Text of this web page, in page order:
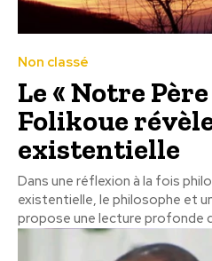
Non classé
Le « Notre
Folikoue
existentielle
Dans une réflexion à la fois
existentielle, le philosophe et
propose une lecture profonde